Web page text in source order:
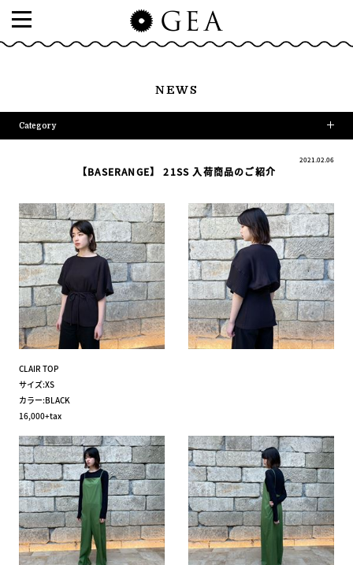
NEWS
Category
2021.02.06
【BASERANGE】 21SS 入荷商品のご紹介
CLAIR TOP
サイズ:XS
カラー:BLACK
16,000+tax